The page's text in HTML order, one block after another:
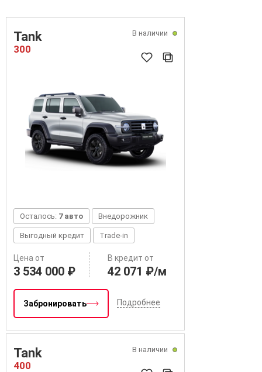
В наличии
Tank
300
Осталось: 7 авто Внедорожник
Выгодный кредит Trade-in
Цена от
3 534 000 ₽
В кредит от
42 071 ₽/м
Забронировать Подробнее
В наличии
Tank
400